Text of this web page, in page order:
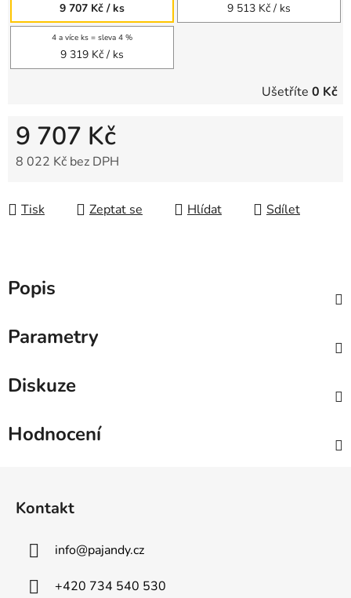
9 707 Kč / ks 9 513 Kč / ks
4 a více ks = sleva 4 %
9 319 Kč / ks
Ušetříte 0 Kč
9 707 Kč
8 022 Kč bez DPH
Tisk
Zeptat se Hlídat Sdílet
Popis
Parametry
Diskuze
Hodnocení
Kontakt
info@pajandy.cz
+420 734 540 530